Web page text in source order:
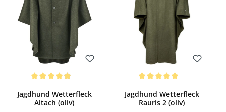
Bewerten
Jagdhund Wetterfleck
Altach (oliv)
Bewerten
Jagdhund Wetterfleck
Rauris 2 (oliv)